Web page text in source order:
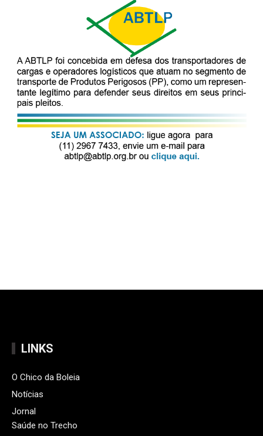
LINKS
O Chico da Boleia
Notícias
Jornal
Saúde no Trecho